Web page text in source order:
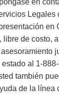
en
Legales
en
libre de costo,
al 1-
también
de la línea